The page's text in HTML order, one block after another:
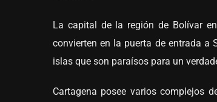
La capital de la región de Bolívar
convierten en la puerta de entrada a
islas que son paraísos para un
Cartagena posee varios complejos